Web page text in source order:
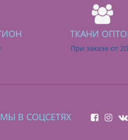
ТКАНИ
При заказе от
МЫ В СОЦСЕТЯХ